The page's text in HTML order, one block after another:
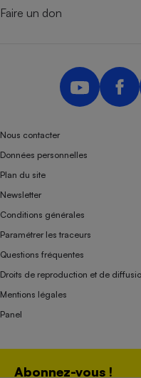
Abonnez-vous !
Faire un don
Nous contacter
Données personnelles
Plan du site
Newsletter
Conditions générales
Paramétrer les traceurs
Questions fréquentes
Droits de reproduction et de
Mentions légales
Panel
Association indépendante de
distributeurs depuis 1951.